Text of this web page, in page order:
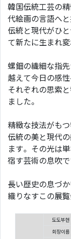
韓国伝統工芸の
代絵画の言語へ
伝統と現代がひ
て新たに生まれ
螺鈿の繊細な指
越えて今日の感
それぞれの思索
ました。
精緻な技法がも
伝統の美と現代
ます。その光は
宿す芸術の息吹で
長い歴史の息づ
織りなすこの展
도도부현
회장이름